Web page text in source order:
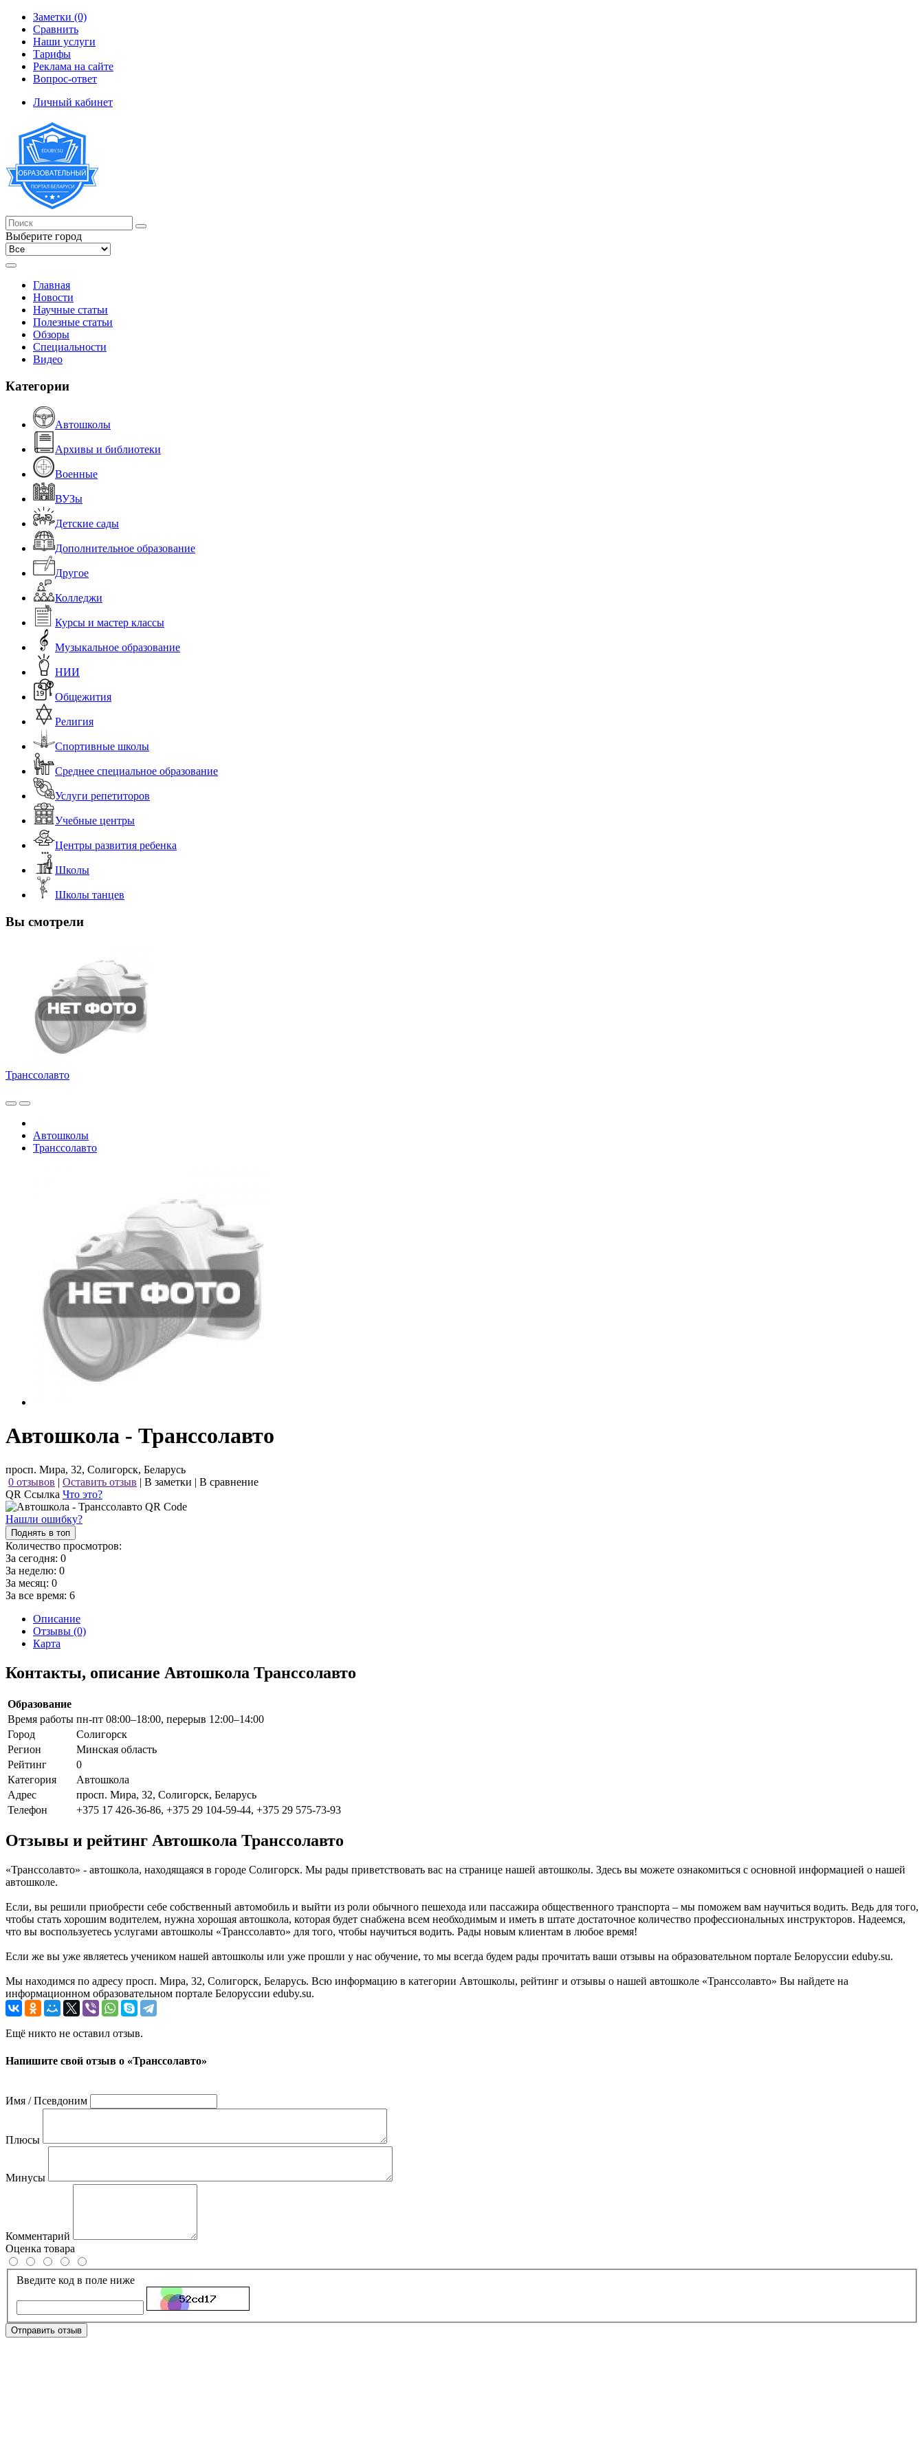
Заметки (0)
Сравнить
Наши услуги
Тарифы
Реклама на сайте
Вопрос-ответ
Личный кабинет
Выберите город
Главная
Новости
Научные статьи
Полезные статьи
Обзоры
Специальности
Видео
Категории
Автошколы
Архивы и библиотеки
Военные
ВУЗы
Детские сады
Дополнительное образование
Другое
Колледжи
Курсы и мастер классы
Музыкальное образование
НИИ
Общежития
Религия
Спортивные школы
Среднее специальное образование
Услуги репетиторов
Учебные центры
Центры развития ребенка
Школы
Школы танцев
Вы смотрели
Транссолавто
Автошколы
Транссолавто
Автошкола - Транссолавто
просп. Мира, 32, Солигорск, Беларусь
0 отзывов | Оставить отзыв | В заметки | В сравнение
QR Ссылка Что это?
Нашли ошибку?
Поднять в топ
Количество просмотров:
За сегодня: 0
За неделю: 0
За месяц: 0
За все время: 6
Описание
Отзывы (0)
Карта
Контакты, описание Автошкола Транссолавто
Образование
Время работы пн-пт 08:00–18:00, перерыв 12:00–14:00
Город
Солигорск
Регион
Минская область
Рейтинг
0
Категория
Автошкола
Адрес
просп. Мира, 32, Солигорск, Беларусь
Телефон
+375 17 426-36-86, +375 29 104-59-44, +375 29 575-73-93
Отзывы и рейтинг Автошкола Транссолавто
«Транссолавто» - автошкола, находящаяся в городе Солигорск. Мы рады приветствовать вас на странице нашей автошколы. Здесь вы можете ознакомиться с основной информацией о нашей
автошколе.
Если, вы решили приобрести себе собственный автомобиль и выйти из роли обычного пешехода или пассажира общественного транспорта – мы поможем вам научиться водить. Ведь для того,
чтобы стать хорошим водителем, нужна хорошая автошкола, которая будет снабжена всем необходимым и иметь в штате достаточное количество профессиональных инструкторов. Надеемся,
что вы воспользуетесь услугами автошколы «Транссолавто» для того, чтобы научиться водить. Рады новым клиентам в любое время!
Если же вы уже являетесь учеником нашей автошколы или уже прошли у нас обучение, то мы всегда будем рады прочитать ваши отзывы на образовательном портале Белоруссии eduby.su.
Мы находимся по адресу просп. Мира, 32, Солигорск, Беларусь. Всю информацию в категории Автошколы, рейтинг и отзывы о нашей автошколе «Транссолавто» Вы найдете на
информационном образовательном портале Белоруссии eduby.su.
Ещё никто не оставил отзыв.
Напишите свой отзыв о «Транссолавто»
Имя / Псевдоним
Плюсы
Минусы
Комментарий
Оценка товара
Введите код в поле ниже
Отправить отзыв